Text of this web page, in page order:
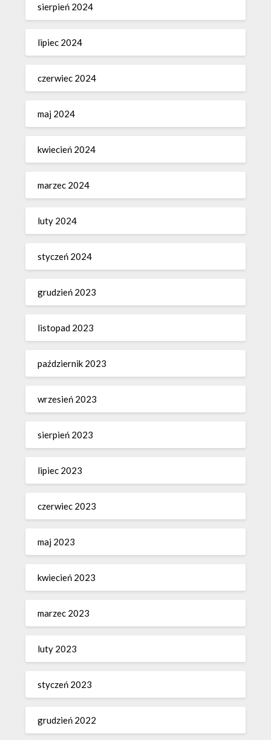
sierpień 2024
lipiec 2024
czerwiec 2024
maj 2024
kwiecień 2024
marzec 2024
luty 2024
styczeń 2024
grudzień 2023
listopad 2023
październik 2023
wrzesień 2023
sierpień 2023
lipiec 2023
czerwiec 2023
maj 2023
kwiecień 2023
marzec 2023
luty 2023
styczeń 2023
grudzień 2022